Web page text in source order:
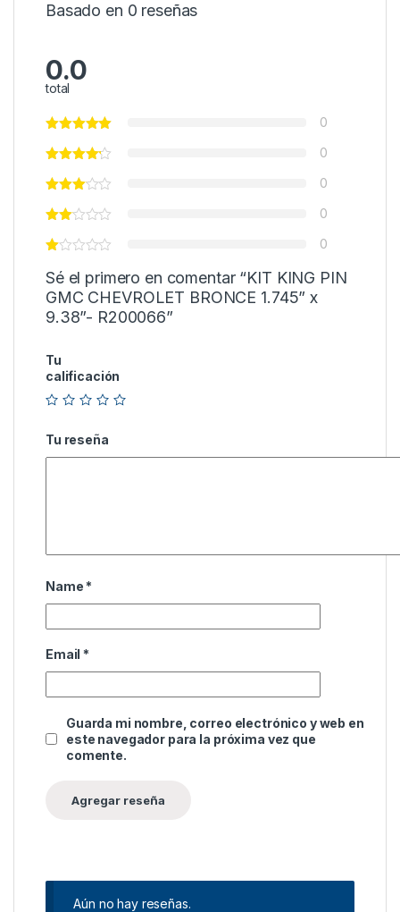
Basado en 0 reseñas
0.0
total
0
0
0
0
0
Sé el primero en comentar “KIT KING PIN
GMC CHEVROLET BRONCE 1.745” x
9.38”- R200066”
Tu
calificación
Tu reseña
Name *
Email *
Guarda mi nombre, correo electrónico y web en
este navegador para la próxima vez que
comente.
Aún no hay reseñas.